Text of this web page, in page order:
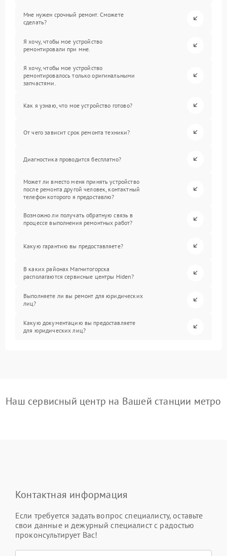
Мне нужен срочный ремонт. Сможете
сделать?
Я хочу, чтобы мое устройство
ремонтировали при мне.
Я хочу, чтобы мое устройство
ремонтировалось только оригинальными
запчастями.
Как я узнаю, что мое устройство готово?
От чего зависит срок ремонта техники?
Диагностика проводится бесплатно?
Может ли вместо меня принять устройство
после ремонта другой человек, контактный
телефон которого я предоставлю?
Возможно ли получать обратную связь в
процессе выполнения ремонтных работ?
Какую гарантию вы предоставляете?
В каких районах Магнитогорска
располагаются сервисные центры Hiden?
Выполняете ли вы ремонт для юридических
лиц?
Какую документацию вы предоставляете
для юридических лиц?
Наш сервисный центр на Вашей станции метро
Контактная информация
Если требуется задать вопрос специалисту, оставьте
свои данные и дежурный специалист с радостью
проконсультирует Вас!